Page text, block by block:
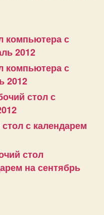
компьютера с
2012
компьютера с
2012
стол с
с календарем
стол
на сентябрь